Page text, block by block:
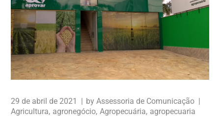
29 de abril de 2021 byAssessoria de Comunicação
Agricultura agronegócio Agropecuária agropecuaria